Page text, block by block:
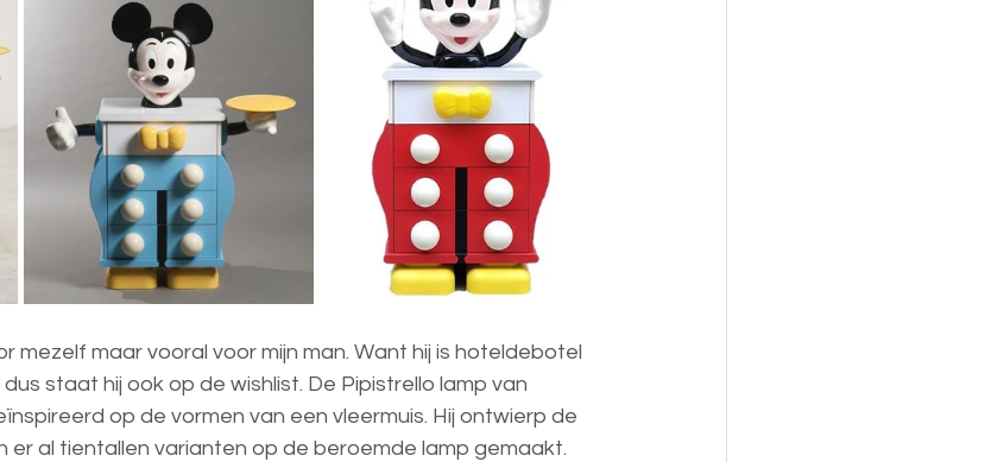
mezelf maar vooral voor mijn man. Want hij is hoteldebotel
staat hij ook op de wishlist. De Pipistrello lamp van
op de vormen van een vleermuis. Hij ontwierp de
er al tientallen varianten op de beroemde lamp gemaakt.